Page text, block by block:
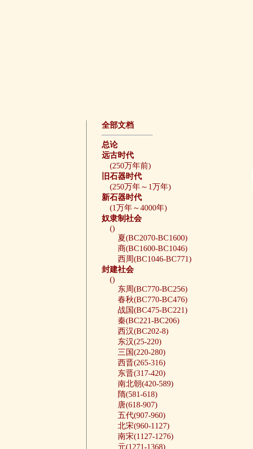
全部文档
总论
远古时代
(250万年前)
旧石器时代
(250万年～1万年)
新石器时代
(1万年～4000年)
奴隶制社会
()
夏(BC2070-BC1600)
商(BC1600-BC1046)
西周(BC1046-BC771)
封建社会
()
东周(BC770-BC256)
春秋(BC770-BC476)
战国(BC475-BC221)
秦(BC221-BC206)
西汉(BC202-8)
东汉(25-220)
三国(220-280)
西晋(265-316)
东晋(317-420)
南北朝(420-589)
隋(581-618)
唐(618-907)
五代(907-960)
北宋(960-1127)
南宋(1127-1276)
元(1271-1368)